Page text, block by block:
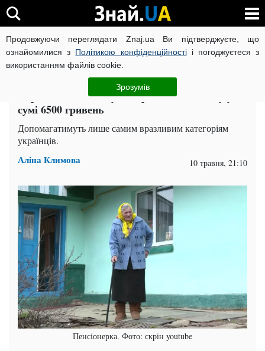
Продовжуючи переглядати Znaj.ua Ви підтверджуєте, що
ознайомилися з Політикою конфіденційностіі погоджуєтеся з
використанням файлів cookie.
Зрозумів
ВІЙНА РОСІЇ ПРОТИ УКРАЇНИ КОРОНАВІРУС В УКРАЇНІ
ЧИТАТЬ НА РУССКОМ
Українці знов зможуть отримати допомогу у
сумі 6500 гривень
Допомагатимуть лише самим вразливим категоріям
українців.
Аліна Климова 10 травня, 21:10
Пенсіонерка. Фото: скрін youtube